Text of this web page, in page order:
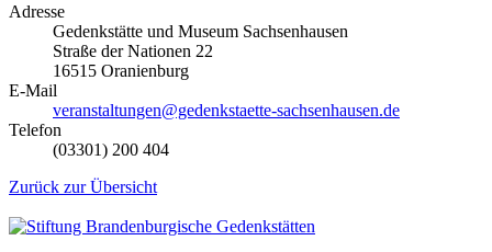
Adresse
Gedenkstätte und Museum Sachsenhausen
Straße der Nationen 22
16515 Oranienburg
E-Mail
veranstaltungen@gedenkstaette-sachsenhausen.de
Telefon
(03301) 200 404
Zurück zur Übersicht